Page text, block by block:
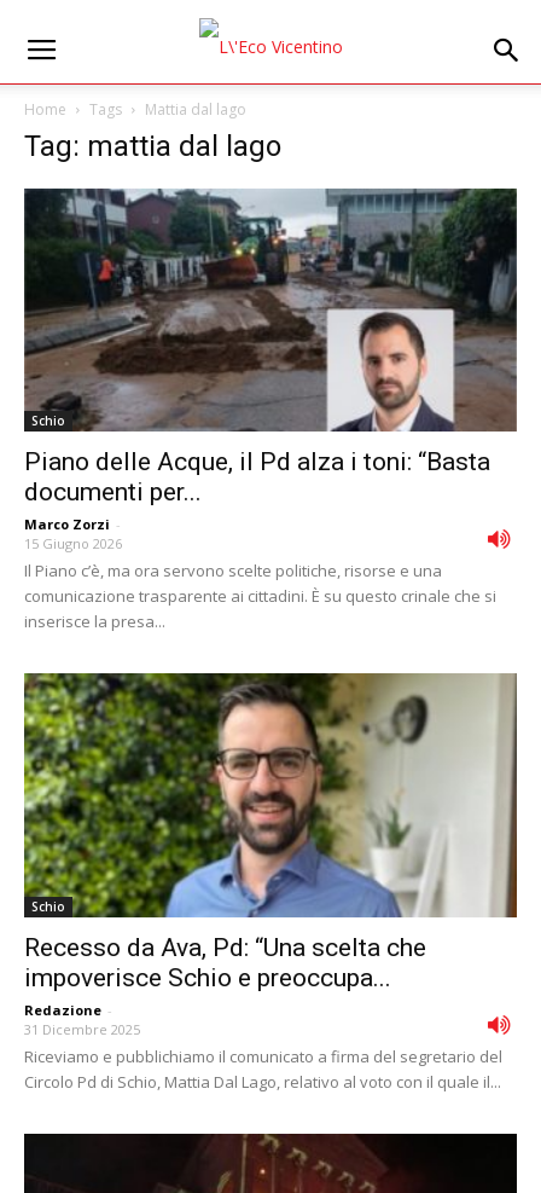
Home Tags Mattia dal lago
Tag: mattia dal lago
Schio
Piano delle Acque, il Pd alza i toni: “Basta
documenti per...
Marco Zorzi -
15 Giugno 2026
Il Piano c’è, ma ora servono scelte politiche, risorse e una
comunicazione trasparente ai cittadini. È su questo crinale che si
inserisce la presa...
Schio
Recesso da Ava, Pd: “Una scelta che
impoverisce Schio e preoccupa...
Redazione -
31 Dicembre 2025
Riceviamo e pubblichiamo il comunicato a firma del segretario del
Circolo Pd di Schio, Mattia Dal Lago, relativo al voto con il quale il...